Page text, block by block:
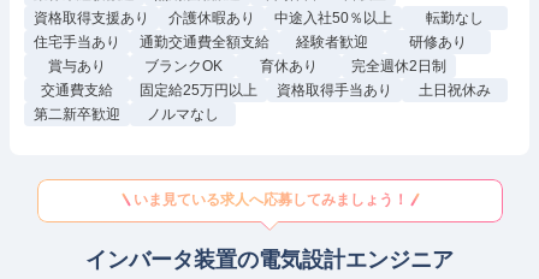
資格取得支援あり
介護休暇あり 中途入社50％以上
転勤なし
住宅手当あり
通勤交通費全額支給 経験者歓迎
研修あり
賞与あり
ブランクOK 育休あり
完全週休2日制
交通費支給
固定給25万円以上 資格取得手当あり
土日祝休み
第二新卒歓迎
ノルマなし
いま見ている求人へ応募してみましょう！
インバータ装置の電気設計エンジニア